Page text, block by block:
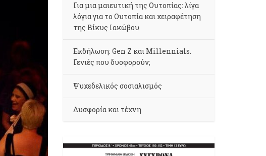
Για μια μαιευτική της Ουτοπίας: λίγα
λόγια για το Ουτοπία και χειραφέτηση
της Βίκυς Ιακώβου
Εκδήλωση: Gen Z και Millennials.
Γενιές που δυσφορούν;
Ψυχεδελικός σοσιαλισμός
Δυσφορία και τέχνη